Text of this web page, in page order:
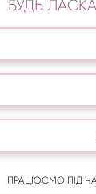
гости –
не
БУДЬ
ПРАЦЮЄМО ПІД